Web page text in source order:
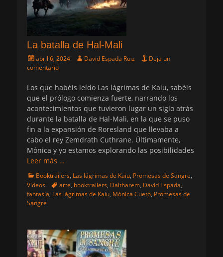
La batalla de Hal-Mali
Publicado
el
abril 6, 2024 AutorDavid Espada Ruiz
Deja un
comentario
Los que habéis leído Las lágrimas de Kaiu, sabéis
que el prólogo comienza fuerte, narrando los
acontecimientos que tuvieron lugar un siglo atrás
durante la batalla de Hal-Mali, en la que se puso
fin a la expansión de Roresland que llevaba a
cabo el rey Zemdrath Cuthrane. Últimamente,
Mónica y yo estamos explorando las posibilidades
Leer más …
Categorias
Booktrailers, Las lágrimas de Kaiu, Promesas de Sangre,
Videos
Etiquetas
arte, booktrailers, Daltharem, David Espada,
fantasía, Las lágrimas de Kaiu, Mónica Cueto, Promesas de
Sangre